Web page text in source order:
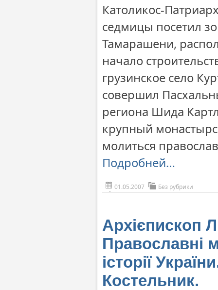
Католикос-
седмицы посетил
Тамарашени,
начало
грузинское село
совершил
региона Шида
крупный
молиться
Подробней…
01.05.2007 Без рубрики
Aрхієпископ
Православні
історії
Костельник.